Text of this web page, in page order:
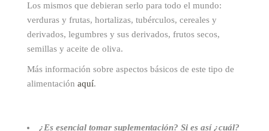
Los mismos que debieran serlo para todo el mundo:
verduras y frutas, hortalizas, tubérculos, cereales y
derivados, legumbres y sus derivados, frutos secos,
semillas y aceite de oliva.
Más información sobre aspectos básicos de este tipo de
alimentación aquí.
¿Es esencial tomar suplementación? Si es así ¿cuál?